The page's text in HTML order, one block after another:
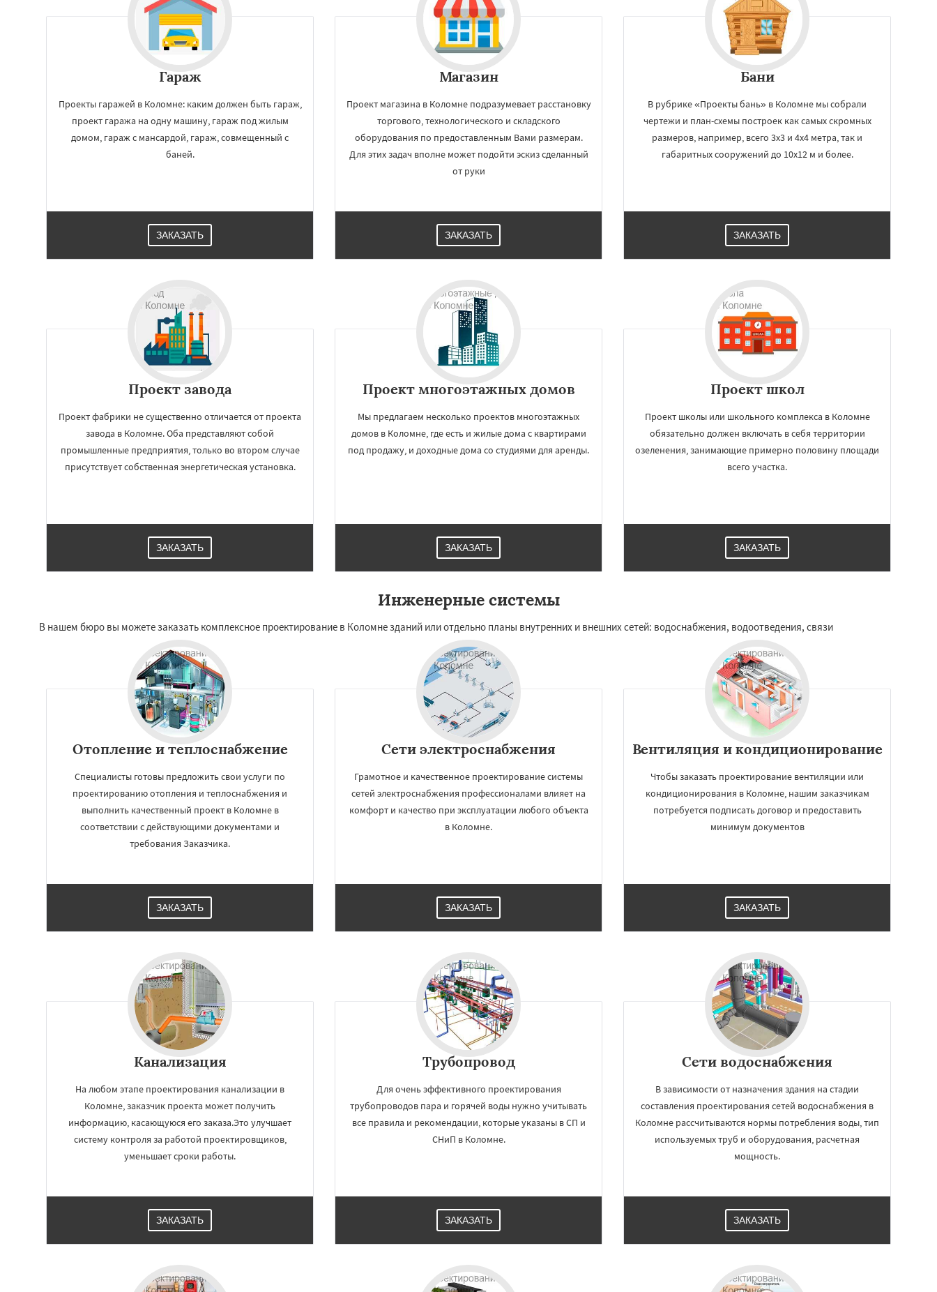
Пущино Раменское Реутов Рошаль Рузф
Сергиев Посад
Солнечногорск
Купавна
Фрязино
Химки Хотьково
Гараж
Проекты гаражей в Коломне: каким должен быть гараж,
проект гаража на одну машину, гараж под жилым
домом, гараж с мансардой, гараж, совмещенный с
баней.
ЗАКАЗАТЬ
Магазин
Проект магазина в Коломне подразумевает расстановку
торгового, технологического и складского
оборудования по предоставленным Вами размерам.
Для этих задач вполне может подойти эскиз сделанный
от руки
ЗАКАЗАТЬ
Бани
В рубрике «Проекты бань» в Коломне мы собрали
чертежи и план-схемы построек как самых скромных
размеров, например, всего 3х3 и 4х4 метра, так и
габаритных сооружений до 10х12 м и более.
ЗАКАЗАТЬ
Проект завода
Проект фабрики не существенно отличается от проекта
завода в Коломне. Оба представляют собой
промышленные предприятия, только во втором случае
присутствует собственная энергетическая установка.
ЗАКАЗАТЬ
Проект многоэтажных домов
Мы предлагаем несколько проектов многоэтажных
домов в Коломне, где есть и жилые дома с квартирами
под продажу, и доходные дома со студиями для аренды.
ЗАКАЗАТЬ
Проект школ
Проект школы или школьного комплекса в Коломне
обязательно должен включать в себя территории
озеленения, занимающие примерно половину площади
всего участка.
ЗАКАЗАТЬ
Инженерные системы
В нашем бюро вы можете заказать комплексное проектирование в Коломне зданий или отдельно планы внутренних и внешних сетей: водоснабжения, водоотведения, связи
Отопление и теплоснабжение
Специалисты готовы предложить свои услуги по
проектированию отопления и теплоснабжения и
выполнить качественный проект в Коломне в
соответствии с действующими документами и
требования Заказчика.
ЗАКАЗАТЬ
Сети электроснабжения
Грамотное и качественное проектирование системы
сетей электроснабжения профессионалами влияет на
комфорт и качество при эксплуатации любого объекта
в Коломне.
ЗАКАЗАТЬ
Вентиляция и кондиционирование
Чтобы заказать проектирование вентиляции или
кондиционирования в Коломне, нашим заказчикам
потребуется подписать договор и предоставить
минимум документов
ЗАКАЗАТЬ
Канализация
На любом этапе проектирования канализации в
Коломне, заказчик проекта может получить
информацию, касающуюся его заказа.Это улучшает
систему контроля за работой проектировщиков,
уменьшает сроки работы.
ЗАКАЗАТЬ
Трубопровод
Для очень эффективного проектирования
трубопроводов пара и горячей воды нужно учитывать
все правила и рекомендации, которые указаны в СП и
СНиП в Коломне.
ЗАКАЗАТЬ
Сети водоснабжения
В зависимости от назначения здания на стадии
составления проектирования сетей водоснабжения в
Коломне рассчитываются нормы потребления воды, тип
используемых труб и оборудования, расчетная
мощность.
ЗАКАЗАТЬ
Даю согласие на обработку персональных данных